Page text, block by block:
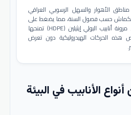
مناطق الأهوار والسهل الرسوبي العراقي
حسب فصول السنة، مما يضغط على
شبكات الأنابيب المدفونة. مرونة أنابيب البولي إيثيلين (HDPE) تمنحها
هذه الحركات الهيدروليكية دون تعرض
الأنابيب في البيئة